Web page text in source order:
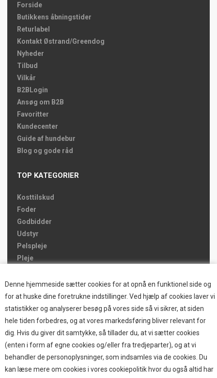
Denne hjemmeside sætter cookies for at opnå en funktionel side og
for at huske dine foretrukne indstillinger. Ved hjælp af cookies laver vi
statistikker og analyserer besøg på vores side så vi sikrer, at siden
hele tiden forbedres, og at vores markedsføring bliver relevant for
dig. Hvis du giver dit samtykke, så tillader du, at vi sætter cookies
(enten i form af egne cookies og/eller fra tredjeparter), og at vi
behandler de personoplysninger, som indsamles via de cookies. Du
kan læse mere om cookies i vores cookiepolitik hvor du også altid har
Forside
Butikkens åbningstider
Returlabel
Kontakt Østrand/Greendog
Nyheder
Tilbud
Vilkår
B2BLogin
Ansøg om B2B
Favoritter
Kundecenter
Guide af hundebur
Blog og gode råd
TOP KATEGORIER
Kosttilskud
Foder
Godbidder
Udstyr
Pelspleje
Pleje
Brands
TOP BRANDS
HOKAMIX
HVALPESTART RAIZUP
Thule hundbure
GRAU